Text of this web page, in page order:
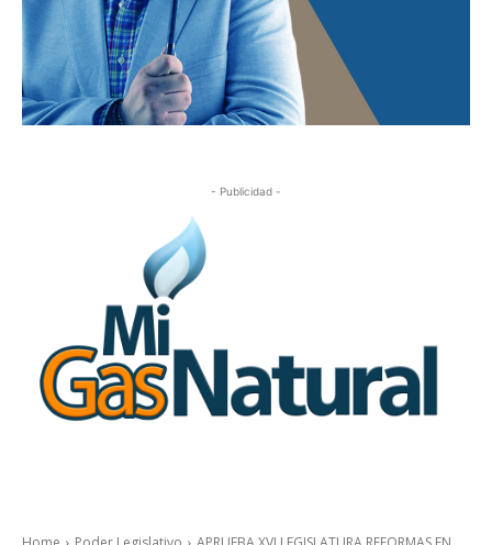
- Publicidad -